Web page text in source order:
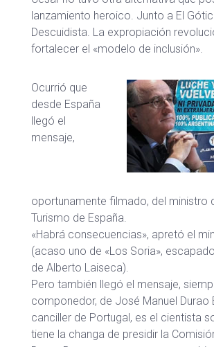
lanzamiento heroico. Junto a El
Descuidista. La expropiación
fortalecer el «modelo de inclusión».
Ocurrió que
desde España
llegó el
mensaje,
oportunamente filmado, del ministro
Turismo de España.
«Habrá consecuencias», apretó el
(acaso uno de «Los Soria»,
de Alberto Laiseca).
Pero también llegó el mensaje,
componedor, de José Manuel Durao
canciller de Portugal, es el cientista
tiene la changa de presidir la